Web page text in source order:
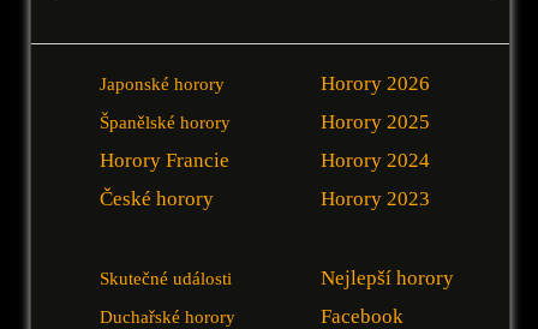
Japonské horory
Španělské horory
Horory Francie
České horory
Horory 2026
Horory 2025
Horory 2024
Horory 2023
Skutečné události
Duchařské horory
Nejlepší horory
Facebook